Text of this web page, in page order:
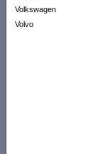
Volkswagen
Volvo